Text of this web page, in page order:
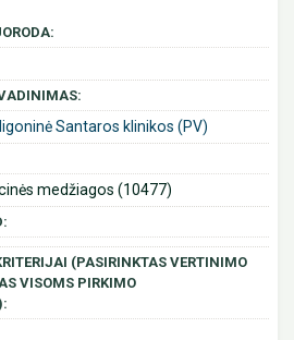
Santaros klinikos (PV)
medžiagos (10477)
(PASIRINKTAS VERTINIMO
VISOMS PIRKIMO